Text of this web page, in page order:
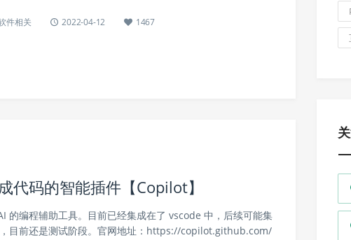
件相关 2022-04-12 1467
代码的智能插件【Copilot】
的编程辅助工具。目前已经集成在了 vscode 中，后续可能集
目前还是测试阶段。官网地址：https://copilot.github.com/